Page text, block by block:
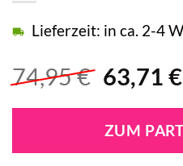
74,95€
war:
74,95 €
63,71 €
Lieferzeit: in ca. 2-4
ZUM